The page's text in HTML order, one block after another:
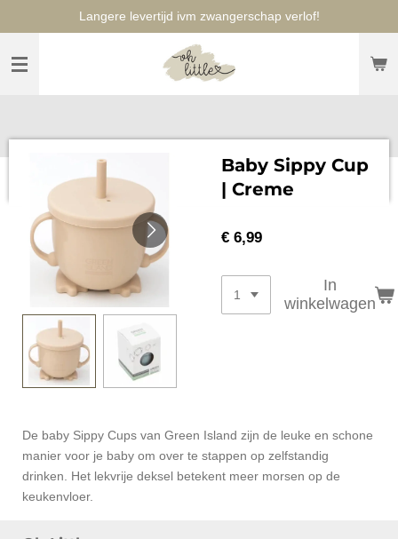
naar
hoofdinhoud
Langere levertijd ivm zwangerschap verlof!
Baby Sippy Cup
| Creme
€ 6,99
In
winkelwagen
De baby Sippy Cups van Green Island zijn de leuke en schone
manier voor je baby om over te stappen op zelfstandig
drinken. Het lekvrije deksel betekent meer morsen op de
keukenvloer.